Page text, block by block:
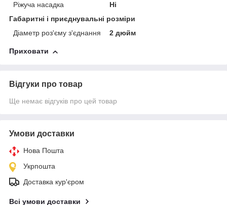
Ріжуча насадка
Ні
Габаритні і приєднувальні розміри
Діаметр роз'єму з'єднання
2 дюйм
Приховати
Відгуки про товар
Ще немає відгуків про цей товар
Умови доставки
Нова Пошта
Укрпошта
Доставка кур'єром
Всі умови доставки